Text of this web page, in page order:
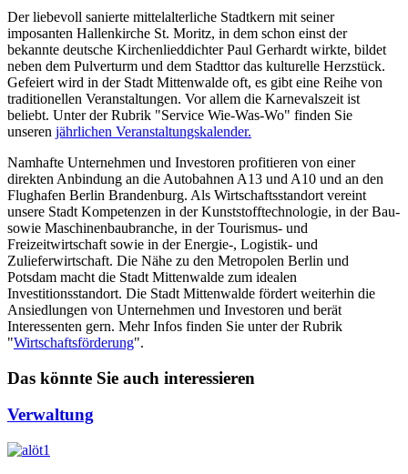
Der liebevoll sanierte mittelalterliche Stadtkern mit seiner
imposanten Hallenkirche St. Moritz, in dem schon einst der
bekannte deutsche Kirchenlieddichter Paul Gerhardt wirkte, bildet
neben dem Pulverturm und dem Stadttor das kulturelle Herzstück.
Gefeiert wird in der Stadt Mittenwalde oft, es gibt eine Reihe von
traditionellen Veranstaltungen. Vor allem die Karnevalszeit ist
beliebt. Unter der Rubrik "Service Wie-Was-Wo" finden Sie
unseren jährlichen Veranstaltungskalender.
Namhafte Unternehmen und Investoren profitieren von einer
direkten Anbindung an die Autobahnen A13 und A10 und an den
Flughafen Berlin Brandenburg. Als Wirtschaftsstandort vereint
unsere Stadt Kompetenzen in der Kunststofftechnologie, in der Bau-
sowie Maschinenbaubranche, in der Tourismus- und
Freizeitwirtschaft sowie in der Energie-, Logistik- und
Zulieferwirtschaft. Die Nähe zu den Metropolen Berlin und
Potsdam macht die Stadt Mittenwalde zum idealen
Investitionsstandort. Die Stadt Mittenwalde fördert weiterhin die
Ansiedlungen von Unternehmen und Investoren und berät
Interessenten gern. Mehr Infos finden Sie unter der Rubrik
"Wirtschaftsförderung".
Das könnte Sie auch interessieren
Verwaltung